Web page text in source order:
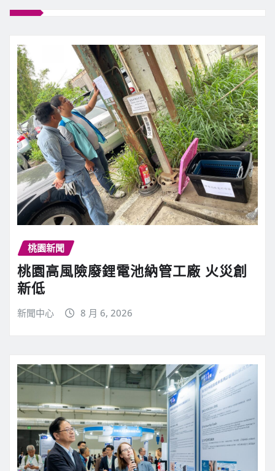
桃園新聞
桃園高風險廢鋰電池納管工廠 火災創
新低
新聞中心 8 月 6, 2026